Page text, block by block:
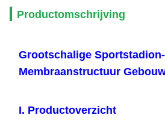
Productomschrijving
Grootschalige
Membraanstructuur
I. Productoverzicht